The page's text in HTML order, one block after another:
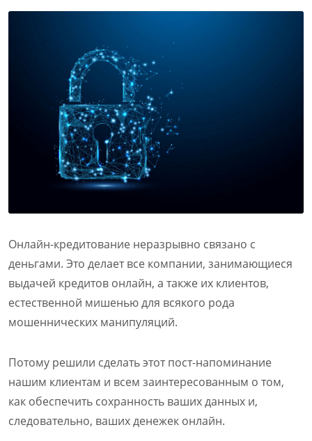
Онлайн-кредитование неразрывно связано с
деньгами. Это делает все компании, занимающиеся
выдачей кредитов онлайн, а также их клиентов,
естественной мишенью для всякого рода
мошеннических манипуляций.
Потому решили сделать этот пост-напоминание
нашим клиентам и всем заинтересованным о том,
как обеспечить сохранность ваших данных и,
следовательно, ваших денежек онлайн.